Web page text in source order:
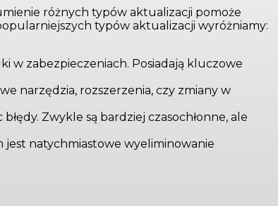
różnych typów aktualizacji pomoże
typów aktualizacji wyróżniamy:
w zabezpieczeniach. Posiadają kluczowe
narzędzia, rozszerzenia, czy zmiany w
Zwykle są bardziej czasochłonne, ale
jest natychmiastowe wyeliminowanie